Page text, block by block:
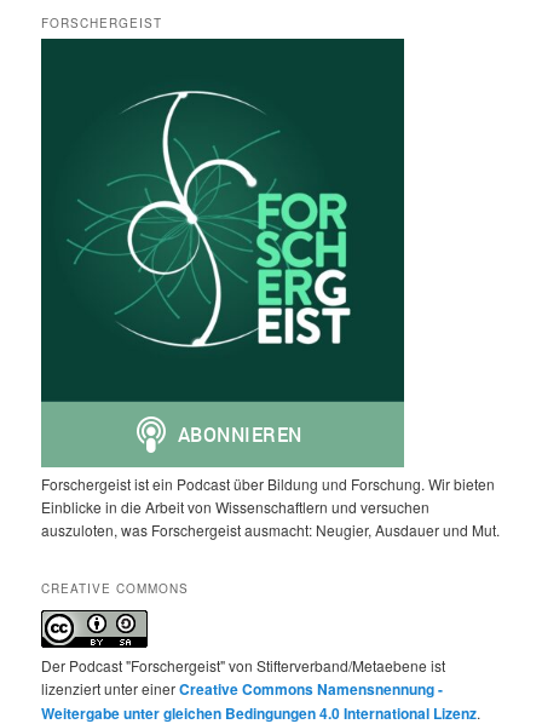
FORSCHERGEIST
Forschergeist ist ein Podcast über Bildung und Forschung. Wir bieten
Einblicke in die Arbeit von Wissenschaftlern und versuchen
auszuloten, was Forschergeist ausmacht: Neugier, Ausdauer und Mut.
CREATIVE COMMONS
Der Podcast "Forschergeist" von Stifterverband/Metaebene ist
lizenziert unter einerCreative Commons Namensnennung -
Weitergabe unter gleichen Bedingungen 4.0 International Lizenz.